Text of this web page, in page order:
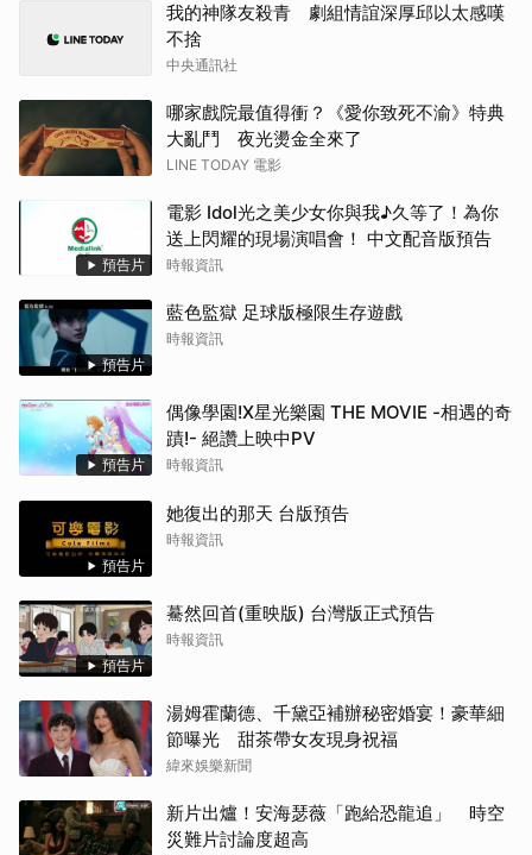
我的神隊友殺青 劇組情誼深厚邱以太感嘆
不捨
中央通訊社
哪家戲院最值得衝？《愛你致死不渝》特典
大亂鬥 夜光燙金全來了
LINE TODAY 電影
預告片
電影 Idol光之美少女你與我♪久等了！為你
送上閃耀的現場演唱會！ 中文配音版預告
時報資訊
預告片
藍色監獄 足球版極限生存遊戲
時報資訊
預告片
偶像學園!X星光樂園 THE MOVIE -相遇的奇
蹟!- 絕讚上映中PV
時報資訊
預告片
她復出的那天 台版預告
時報資訊
預告片
驀然回首(重映版) 台灣版正式預告
時報資訊
湯姆霍蘭德、千黛亞補辦秘密婚宴！豪華細
節曝光 甜茶帶女友現身祝福
緯來娛樂新聞
新片出爐！安海瑟薇「跑給恐龍追」 時空
災難片討論度超高